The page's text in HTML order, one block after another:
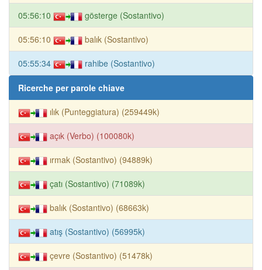
05:56:10 gösterge (Sostantivo)
05:56:10 balık (Sostantivo)
05:55:34 rahibe (Sostantivo)
Ricerche per parole chiave
ılık (Punteggiatura) (259449k)
açık (Verbo) (100080k)
ırmak (Sostantivo) (94889k)
çatı (Sostantivo) (71089k)
balık (Sostantivo) (68663k)
atış (Sostantivo) (56995k)
çevre (Sostantivo) (51478k)